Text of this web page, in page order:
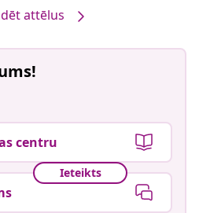
attēlus
centru
Ieteikts